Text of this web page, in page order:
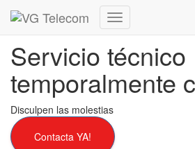
Cambiar
de
navegación
Servicio técnico
temporalmente
Disculpen las molestias
Contacta YA!